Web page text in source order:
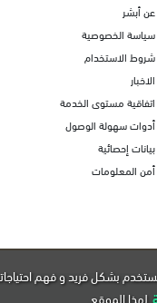
عن أبشر
سياسة الخصوصية
شروط الاستخدام
الاخبار
اتفاقية مستوى الخدمة
أدوات سهولة الوصول
بيانات إحصائية
أمن المعلومات
بشكل فريد و فهم
لهذا الموقع.